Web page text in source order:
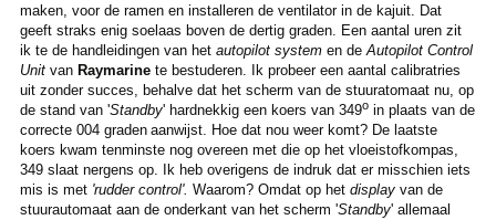
maken, voor de ramen en installeren de ventilator in de kajuit. Dat
geeft straks enig soelaas boven de dertig graden. Een aantal uren zit
ik te de handleidingen van het autopilot system en de Autopilot Control
Unit van Raymarinete bestuderen. Ik probeer een aantal calibratries
uit zonder succes, behalve dat het scherm van de stuuratomaat nu, op
de stand van 'Standby' hardnekkig een koers van 349oin plaats van de
correcte 004 graden aanwijst. Hoe dat nou weer komt? De laatste
koers kwam tenminste nog overeen met die op het vloeistofkompas,
349 slaat nergens op. Ik heb overigens de indruk dat er misschien iets
mis is met 'rudder control'. Waarom? Omdat op het displayvan de
stuurautomaat aan de onderkant van het scherm 'Standby' allemaal